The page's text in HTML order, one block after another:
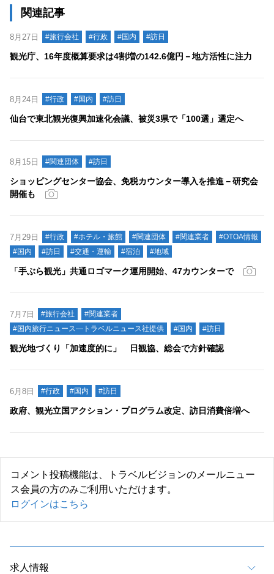
関連記事
8月27日 #旅行会社 #行政 #国内 #訪日
観光庁、16年度概算要求は4割増の142.6億円－地方活性に注力
8月24日 #行政 #国内 #訪日
仙台で東北観光復興加速化会議、被災3県で「100選」選定へ
8月15日 #関連団体 #訪日
ショッピングセンター協会、免税カウンター導入を推進－研究会
開催も
7月29日 #行政 #ホテル・旅館 #関連団体 #関連業者
#OTOA情報
#国内
#訪日 #交通・運輸 #宿泊 #地域
「手ぶら観光」共通ロゴマーク運用開始、47カウンターで
7月7日 #旅行会社
#関連業者
#国内旅行ニュース―トラベルニュース社提供
#国内 #訪日
観光地づくり「加速度的に」 日観協、総会で方針確認
6月8日 #行政 #国内 #訪日
政府、観光立国アクション・プログラム改定、訪日消費倍増へ
コメント投稿機能は、トラベルビジョンのメールニュー
ス会員の方のみご利用いただけます。
ログインはこちら
求人情報